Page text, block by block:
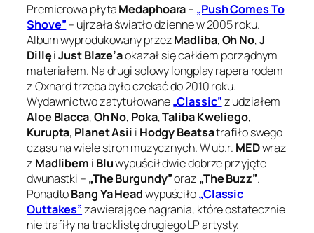
Premierowa płytaMedaphoara– „Push Comes To
Shove”– ujrzała światło dzienne w 2005 roku.
Album wyprodukowany przezMadliba,Oh No,J
DillęiJust Blaze’aokazał się całkiem porządnym
materiałem. Na drugi solowy longplay rapera rodem
z Oxnard trzeba było czekać do 2010 roku.
Wydawnictwo zatytułowane„Classic”z udziałem
Aloe Blacca,Oh No, Poka,Taliba Kweliego,
Kurupta, Planet Asii i Hodgy Beatsatrafiło swego
czasu na wiele stron muzycznych. W ub.r. MEDwraz
z Madlibem i Bluwypuścił dwie dobrze przyjęte
dwunastki – „The Burgundy”oraz „The Buzz”.
PonadtoBang Ya Headwypuściło„Classic
Outtakes”zawierające nagrania, które ostatecznie
nie trafiły na tracklistę drugiego LP artysty.